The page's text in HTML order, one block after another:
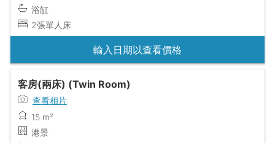
浴缸
2張單人床
輸入日期以查看價格
客房(兩床) (Twin Room)
查看相片
15 m²
港景